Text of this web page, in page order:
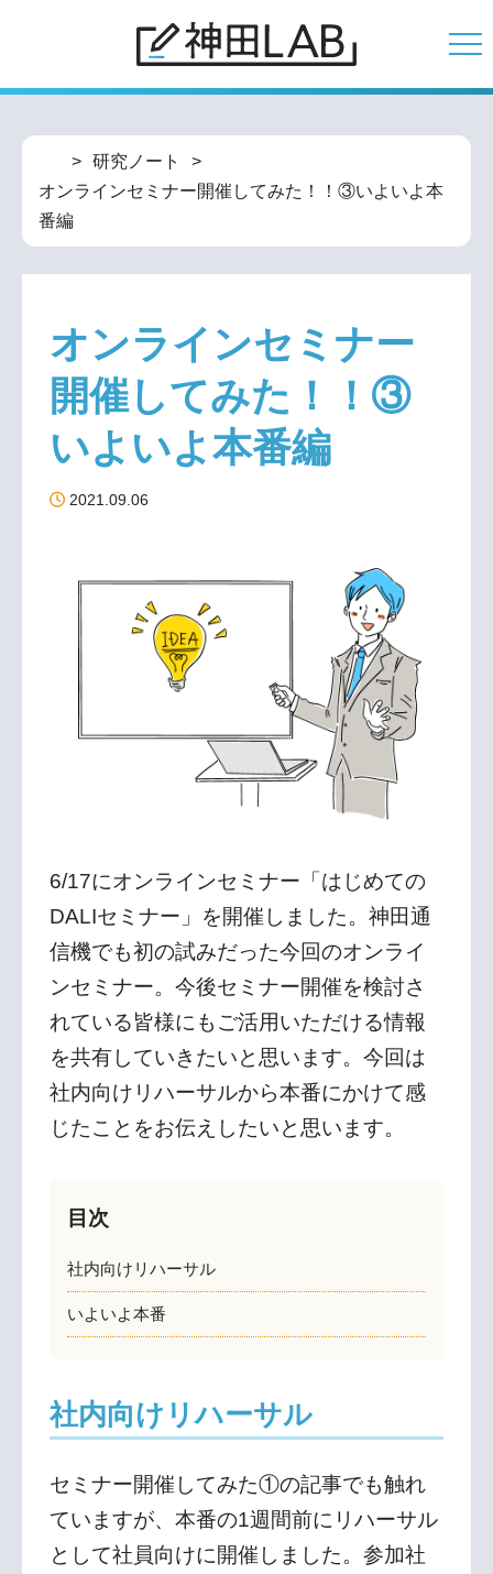
コミュニケーション
ネットワーク
コラボレーション
セキュリティ
耳より情報
研究ノート
お役立ち資料(10)
オンラインセミナー(3) サブスクリプション(10)
Wi-Fi(2) リモートワーク(24)
スマートコミュニケーション(11)
感染症対策(7)
業務改善(28)
ペーパーレス化(9) 働き方改革(26) DALI(3)
Web会議(11) iPhone(1) Android(1)
Office365(6) ここる(9) 補助金情報(5)
研究ノート
オンラインセミナー開催してみた！！③いよいよ本
番編
オンラインセミナー
開催してみた！！③
いよいよ本番編
2021.09.06
6/17にオンラインセミナー「はじめての
DALIセミナー」を開催しました。神田通
信機でも初の試みだった今回のオンライ
ンセミナー。今後セミナー開催を検討さ
れている皆様にもご活用いただける情報
を共有していきたいと思います。今回は
社内向けリハーサルから本番にかけて感
じたことをお伝えしたいと思います。
目次
社内向けリハーサル
いよいよ本番
社内向けリハーサル
セミナー開催してみた①の記事でも触れ
ていますが、本番の1週間前にリハーサル
として社員向けに開催しました。参加社